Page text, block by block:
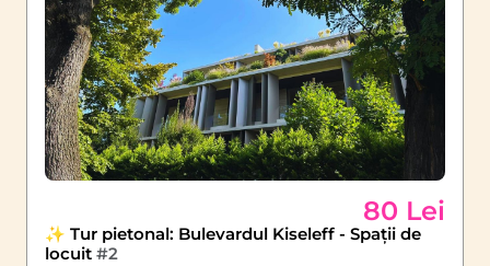
80 Lei
✨ Tur pietonal: Bulevardul Kiseleff - Spații de
locuit #2